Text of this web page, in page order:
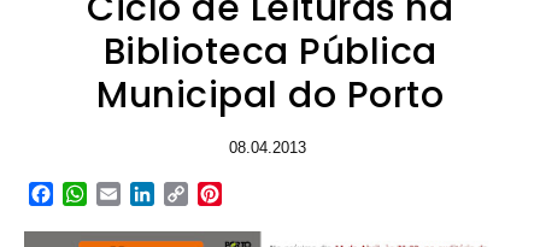
Biblioteca Pública
Municipal do Porto
08.04.2013
Facebook
WhatsApp
EmailLinkedIn
Copy